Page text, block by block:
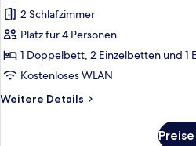
Suite,
2 Schlafzimmer,
Balkon,
Meerblick
2 Schlafzimmer
Platz für 4 Personen
1 Doppelbett, 2 Einzelbetten und 1
Kostenloses WLAN
Weitere Details
Weitere